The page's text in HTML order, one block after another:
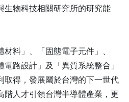
生物科技相關研究所的研究能
料」、「固態電子元件」、
電路設計」及「異質系統整合」
取得，發展屬於台灣的下一世代
階人才引領台灣半導體產業，更